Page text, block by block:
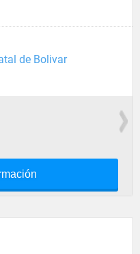
de Bolivar